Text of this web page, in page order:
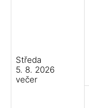
Středa
5. 8. 2026
večer